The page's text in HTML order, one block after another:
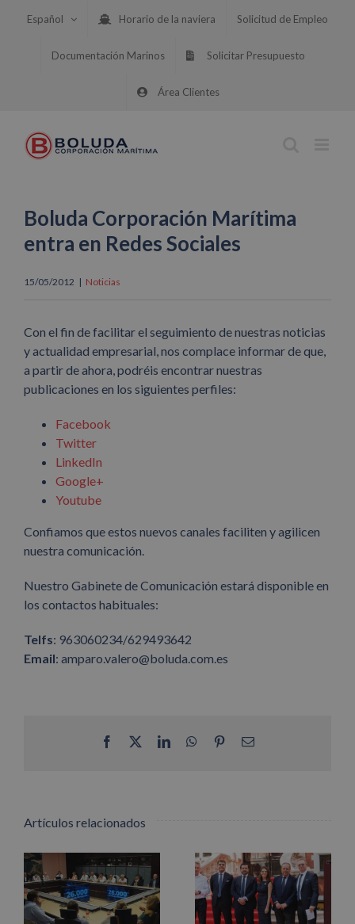
Español Horario de la naviera Solicitud de Empleo
Documentación Marinos Solicitar Presupuesto
Área Clientes
Boluda Corporación Marítima
entra en Redes Sociales
15/05/2012 | Noticias
Con el fin de facilitar el seguimiento de nuestras noticias
y actualidad empresarial, nos complace informar de que,
a partir de ahora, podréis encontrar nuestras
publicaciones en los siguientes perfiles:
Facebook
Twitter
LinkedIn
Google+
Youtube
Confiamos que estos nuevos canales faciliten y agilicen
nuestra comunicación.
Nuestro Gabinete de Comunicación estará disponible en
los contactos habituales:
Telfs: 963060234/629493642
Email: amparo.valero@boluda.com.es
Facebook LinkedInWhatsApp
PinterestCorreo
Artículos relacionados